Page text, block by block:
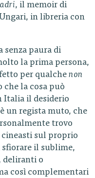
, il memoir di
in libreria con
senza paura di
la prima persona,
per qualche non
che la cosa può
Italia il desiderio
un regista muto, che
trovo
sul proprio
sfiorare il sublime,
deliranti o
così complementari